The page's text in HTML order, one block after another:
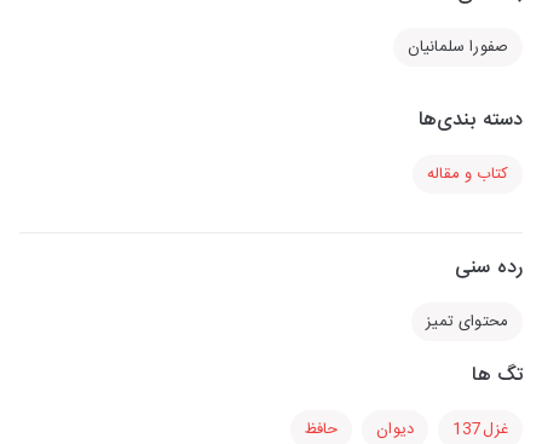
صفورا سلمانیان
دسته بندی‌ها
کتاب و مقاله
رده سنی
محتوای تمیز
تگ ها
غزل137 دیوان حافظ